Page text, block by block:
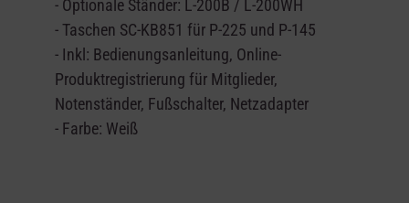
- Optionale Ständer: L-200B / L-200WH
- Taschen SC-KB851 für P-225 und P-145
- Inkl: Bedienungsanleitung, Online-
Produktregistrierung für Mitglieder,
Notenständer, Fußschalter, Netzadapter
- Farbe: Weiß